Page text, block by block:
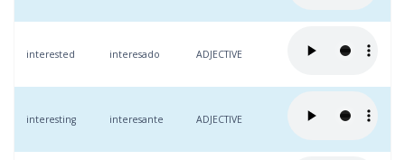
interested interesado ADJECTIVE
interesting interesante ADJECTIVE